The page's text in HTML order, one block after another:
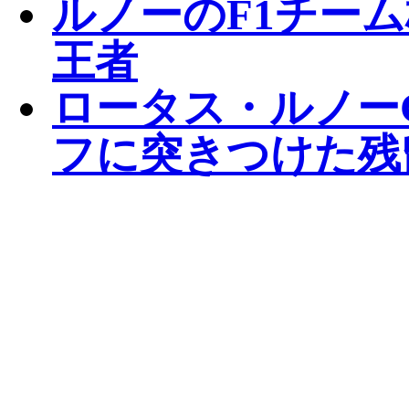
ルノーのF1チー
王者
ロータス・ルノ
フに突きつけた